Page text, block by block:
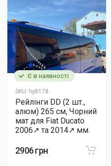
Є в наявності
SKU: hpb178
Рейлінги DD (2 шт.,
алюм) 265 см, Чорний
мат для Fiat Ducato
2006↗ та 2014↗ мм.
2906 грн